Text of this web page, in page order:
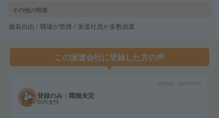
その他の特徴
服装自由 / 職場が禁煙 / 派遣社員が多数就業
この派遣会社に登録した方の声
登録のみ：職種未定
50代女性